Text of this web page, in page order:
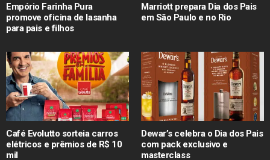
Empório Farinha Pura
promove oficina de lasanha
para pais e filhos
Marriott prepara Dia dos Pais
em São Paulo e no Rio
Café Evolutto sorteia carros
elétricos e prêmios de R$ 10
mil
Dewar’s celebra o Dia dos Pais
com pack exclusivo e
masterclass